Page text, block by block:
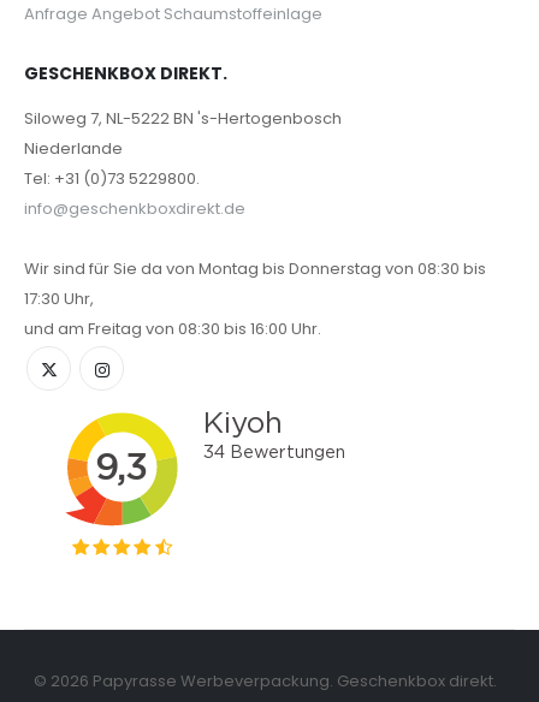
Anfrage Angebot Schaumstoffeinlage
GESCHENKBOX DIREKT.
Siloweg 7, NL-5222 BN 's-Hertogenbosch
Niederlande
Tel: +31 (0)73 5229800.
info@geschenkboxdirekt.de
Wir sind für Sie da von Montag bis Donnerstag von 08:30 bis
17:30 Uhr,
und am Freitag von 08:30 bis 16:00 Uhr.
© 2026 Papyrasse Werbeverpackung. Geschenkbox direkt.